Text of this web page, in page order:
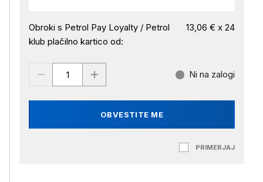
Obroki s Petrol Pay Loyalty / Petrol
klub plačilno kartico od:
13,06 € x 24
OBVESTITE ME
Ni na zalogi
PRIMERJAJ